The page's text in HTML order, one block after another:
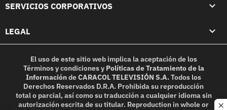
SERVICIOS CORPORATIVOS
LEGAL
El uso de este sitio web implica la aceptación de los
Términos y condicionesy Políticas de Tratamiento de la
InformacióndeCARACOL TELEVISIÓN S.A.Todos los
Derechos Reservados D.R.A. Prohibida su reproducción
total o parcial, así como su traducción a cualquier idioma sin
autorización escrita de su titular. Reproduction in whole or